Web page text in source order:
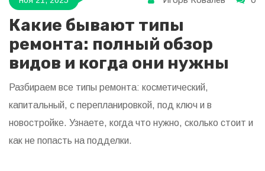
Какие бывают типы
ремонта: полный обзор
видов и когда они нужны
Разбираем все типы ремонта: косметический,
капитальный, с перепланировкой, под ключ и в
новостройке. Узнаете, когда что нужно, сколько стоит и
как не попасть на подделки.